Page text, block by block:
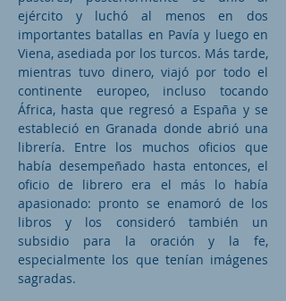
ejército y luchó al menos en dos
importantes batallas en Pavía y luego en
Viena, asediada por los turcos. Más tarde,
mientras tuvo dinero, viajó por todo el
continente europeo, incluso tocando
África, hasta que regresó a España y se
estableció en Granada donde abrió una
librería. Entre los muchos oficios que
había desempeñado hasta entonces, el
oficio de librero era el más lo había
apasionado: pronto se enamoró de los
libros y los consideró también un
subsidio para la oración y la fe,
especialmente los que tenían imágenes
sagradas.